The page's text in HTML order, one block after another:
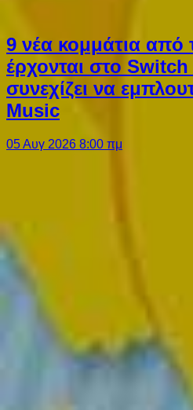
9 νέα κομμάτια από
έρχονται στο
συνεχίζει να
Music
05 Αυγ 2026 8:00 πμ